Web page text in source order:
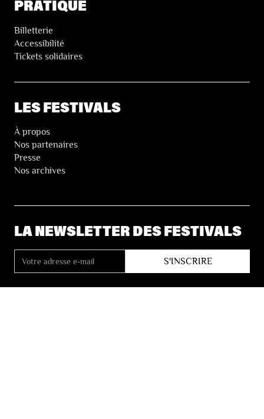
PRATIQUE
Billetterie
Accessibilité
Tickets solidaires
LES FESTIVALS
À propos
Nos partenaires
Presse
Nos archives
LA NEWSLETTER DES FESTIVALS